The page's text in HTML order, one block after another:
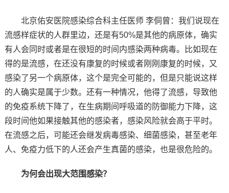
北京佑安医院感染综合科主任医师 李侗曾：我们说现在
流感样症状的人群里边，还是有50%是其他的病原体，确实
有人会同时或者是在很短的时间内感染两种病毒。比如现在
得的是流感，在还没有康复的时候或者刚刚康复的时候，又
感染了另一个病原体，这个是完全可能的，但是只能说这样
的人确实是属于少数。还有一种情况，他得了流感，导致他
的免疫系统下降了，在生病期间呼吸道的防御能力下降，这
段时间他如果接触其他的感染者，感染风险就会高于平时。
在流感之后，可能还会继发病毒感染、细菌感染，甚至老年
人、免疫力低下的人还会产生真菌的感染，也是很危险的。
为何会出现大范围感染？